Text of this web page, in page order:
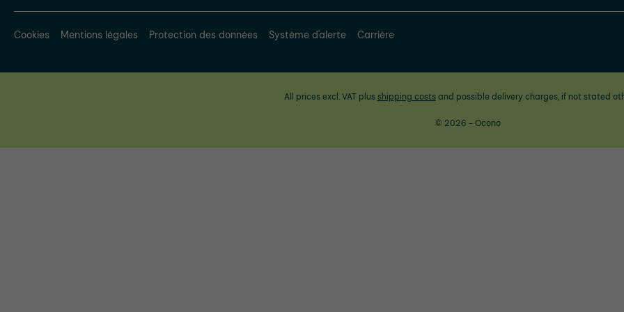
Cookies Mentions légales Protection des données Système d'alerte Carrière
All prices excl. VAT plus shipping costsand possible delivery charges, if not stated
© 2026 - Ocono